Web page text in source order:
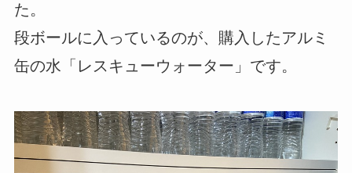
た。
段ボールに入っているのが、購入したアルミ
缶の水「レスキューウォーター」です。